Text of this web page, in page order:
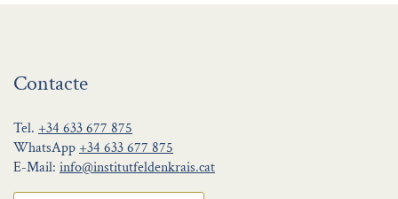
Contacte
Tel. +34 633 677 875
WhatsApp +34 633 677 875
E-Mail: info@institutfeldenkrais.cat